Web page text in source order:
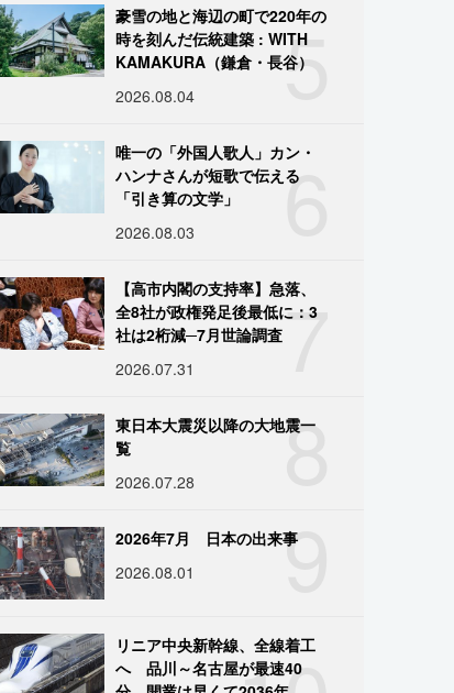
5
豪雪の地と海辺の町で220年の
時を刻んだ伝統建築 : WITH
KAMAKURA（鎌倉・長谷）
2026.08.04
6
唯一の「外国人歌人」カン・
ハンナさんが短歌で伝える
「引き算の文学」
2026.08.03
7
【高市内閣の支持率】急落、
全8社が政権発足後最低に：3
社は2桁減─7月世論調査
2026.07.31
8
東日本大震災以降の大地震一
覧
2026.07.28
9
2026年7月 日本の出来事
2026.08.01
リニア中央新幹線、全線着工
へ 品川～名古屋が最速40